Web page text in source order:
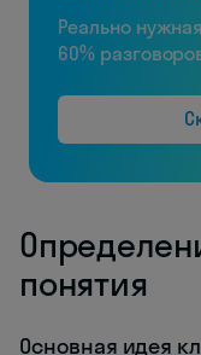
Реально
60%
понятия
Основная идея